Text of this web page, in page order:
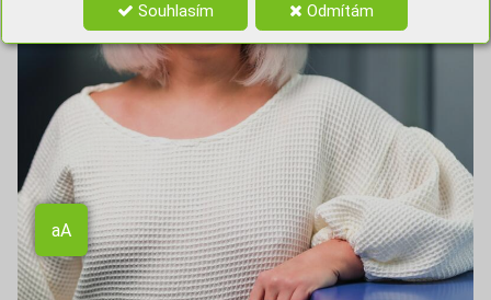
Souhlasím Odmítám
Aa aA